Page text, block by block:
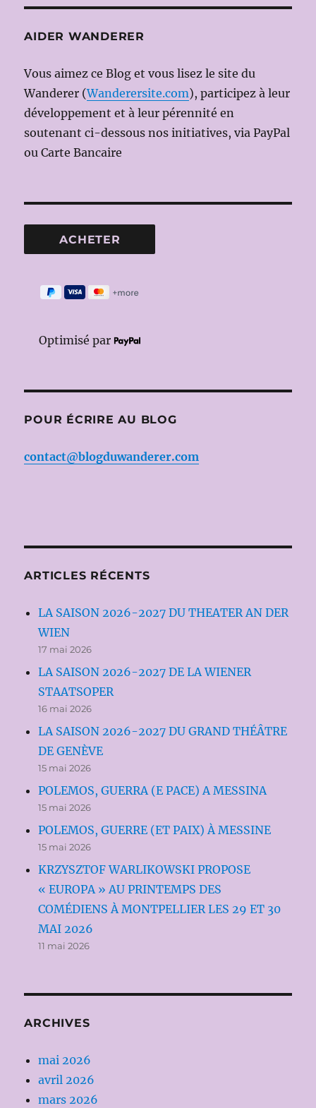
AIDER WANDERER
Vous aimez ce Blog et vous lisez le site du
Wanderer (Wanderersite.com), participez à leur
développement et à leur pérennité en
soutenant ci-dessous nos initiatives, via PayPal
ou Carte Bancaire
Optimisé par
POUR ÉCRIRE AU BLOG
contact@blogduwanderer.com
ARTICLES RÉCENTS
LA SAISON 2026-2027 DU THEATER AN DER
WIEN
17 mai 2026
LA SAISON 2026-2027 DE LA WIENER
STAATSOPER
16 mai 2026
LA SAISON 2026-2027 DU GRAND THÉÂTRE
DE GENÈVE
15 mai 2026
POLEMOS, GUERRA (E PACE) A MESSINA
15 mai 2026
POLEMOS, GUERRE (ET PAIX) À MESSINE
15 mai 2026
KRZYSZTOF WARLIKOWSKI PROPOSE
« EUROPA » AU PRINTEMPS DES
COMÉDIENS À MONTPELLIER LES 29 ET 30
MAI 2026
11 mai 2026
ARCHIVES
mai 2026
avril 2026
mars 2026